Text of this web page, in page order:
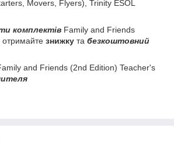
Movers, Flyers), Trinity ESOL
комплектів Family and Friends
отримайте знижку та безкоштовний
and Friends (2nd Edition) Teacher's